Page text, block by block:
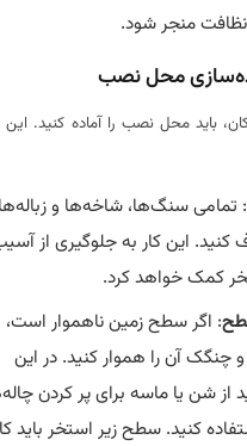
نظافت منجر شود.
باید محل نصب را آماده کنید.
: تمامی سنگ‌ها، شاخه‌ها و زباله‌ها
این کار به جلوگیری از
کمک خواهد کرد.
: اگر سطح زمین ناهموار است،
و چنگک آن را هموار کنید. در این
از شن یا ماسه برای پر کردن
کنید. سطح زیر استخر باید